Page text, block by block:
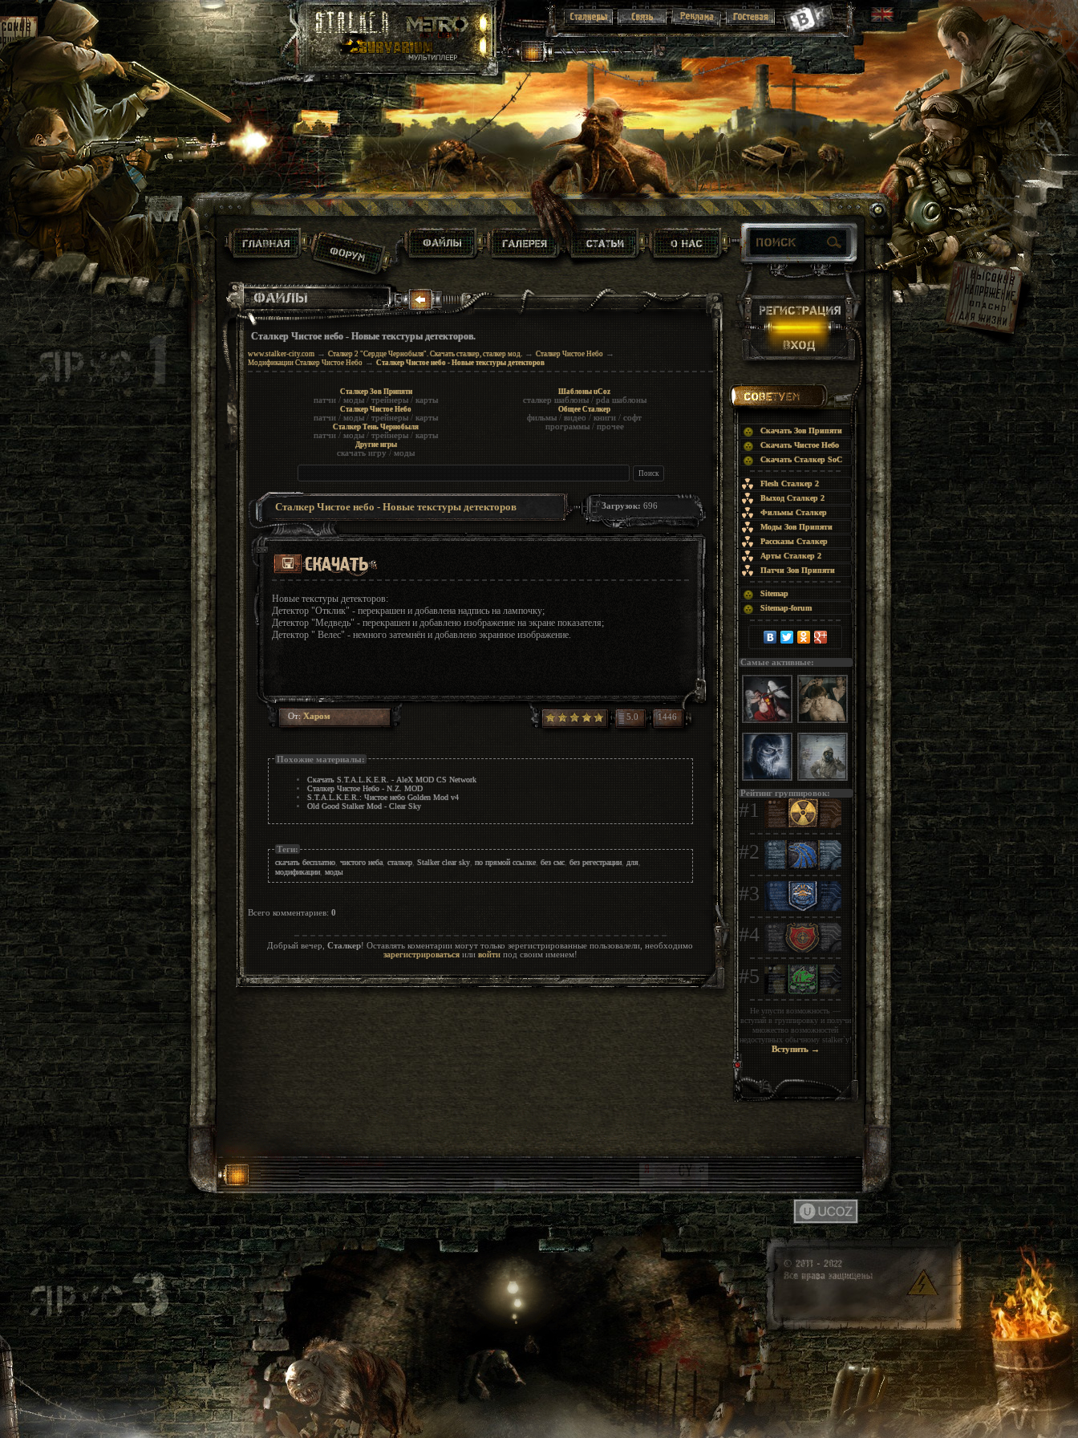
Сталкер Чистое небо - Новые текстуры детекторов.
www.stalker-city.com→ Сталкер 2 "Сердце Чернобыля". Скачать сталкер, сталкер мод. → Сталкер Чистое Небо→
Модификации Сталкер Чистое Небо→ Сталкер Чистое небо - Новые текстуры детекторов
Сталкер Зов Припяти
патчи / моды / трейнеры / карты
Сталкер Чистое Небо
патчи / моды / трейнеры / карты
Сталкер Тень Чернобыля
патчи / моды / трейнеры / карты
Другие игры
скачать игру / моды
Шаблоны uCoz
сталкер шаблоны/ pda шаблоны
Общее Сталкер
фильмы / видео / книги / софт
программы/ прочее
Сталкер Чистое небо - Новые текстуры детекторов Загрузок: 696
Новые текстуры детекторов:
Детектор "Отклик" - перекрашен и добавлена надпись на лампочку;
Детектор "Медведь" - перекрашен и добавлено изображение на экране показателя;
Детектор " Велес" - немного затемнён и добавлено экранное изображение.
5.0 1446
От:Харом
Похожие материалы:
Скачать S.T.A.L.K.E.R. - AleX MOD CS Network
Сталкер Чистое Небо - N.Z. MOD
S.T.A.L.K.E.R.: Чистое небо Golden Mod v4
Old Good Stalker Mod - Clear Sky
Теги:
скачать бесплатно, чистого неба, сталкер, Stalker clear sky, по прямой ссылке, без смс, без регестрации, для,
модификации, моды
Всего комментариев: 0
Добрый вечер, Сталкер! Оставлять коментарии могут только зерегистрированные пользовалели, необходимо
зарегистрироватьсяили войтипод своим именем!
Скачать Зов Припяти
Скачать Чистое Небо
Скачать Сталкер SoC
Flesh Сталкер 2
Выход Сталкер 2
Фильмы Сталкер
Моды Зов Припяти
Рассказы Сталкер
Арты Сталкер 2
Патчи Зов Припяти
Sitemap
Sitemap-forum
Самые активные:
Рейтинг группировок:
#1
#2
#3
#4
#5
Не упусти возможность —
вступай в группировку и получи
множество возможностей
недоступных обычному stalker`у!
Вступить →